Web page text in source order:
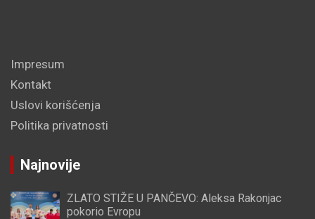
Impresum
Kontakt
Uslovi korišćenja
Politika privatnosti
Najnovije
ZLATO STIŽE U PANČEVO: Aleksa Rakonjac
pokorio Evropu